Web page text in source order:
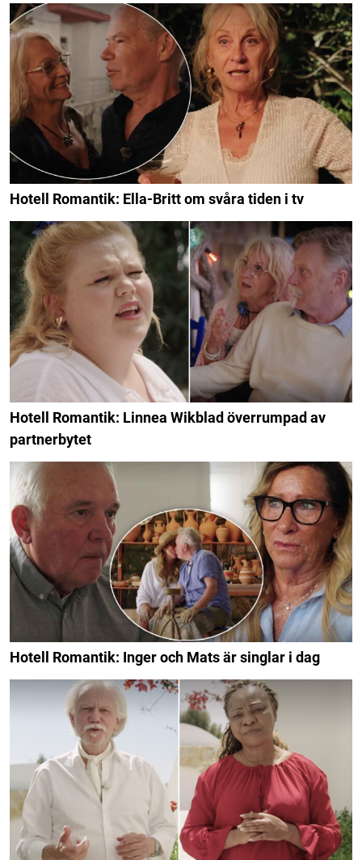
Hotell Romantik: Ella-Britt om svåra tiden i tv
Hotell Romantik: Linnea Wikblad överrumpad av
partnerbytet
Hotell Romantik: Inger och Mats är singlar i dag